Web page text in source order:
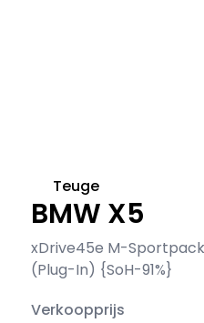
BMW X5
xDrive45e M-
(Plug-In) {SoH-91%}
Teuge
Verkoopprijs